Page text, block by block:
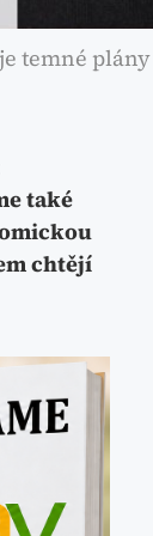
temné
také
chtějí